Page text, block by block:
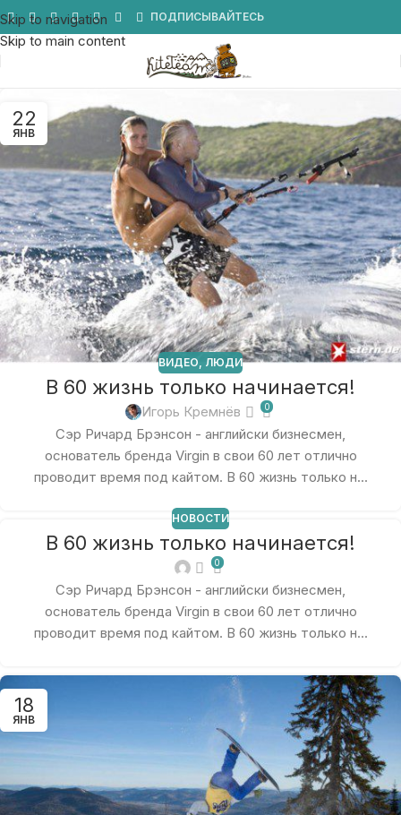
Skip to navigation
Skip to main content
ПОДПИСЫВАЙТЕСЬ
22
ЯНВ
ВИДЕО ЛЮДИ
В 60 жизнь только начинается!
Игорь Кремнёв 0
Сэр Ричард Брэнсон - английски бизнесмен,
основатель бренда Virgin в свои 60 лет отлично
проводит время под кайтом. В 60 жизнь только н...
НОВОСТИ
В 60 жизнь только начинается!
0
Сэр Ричард Брэнсон - английски бизнесмен,
основатель бренда Virgin в свои 60 лет отлично
проводит время под кайтом. В 60 жизнь только н...
18
ЯНВ